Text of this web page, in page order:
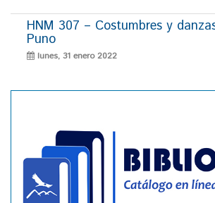
HNM 307 – Costumbres y
Puno
lunes, 31 enero 2022